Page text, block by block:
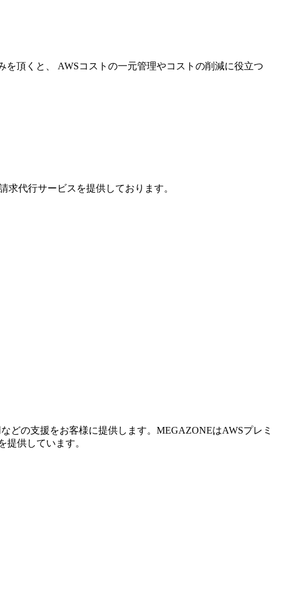
頂くと、 AWSコストの一元管理やコストの削減に役立つ
代行サービスを提供しております。
どの支援をお客様に提供します。MEGAZONEはAWSプレミ
供しています。